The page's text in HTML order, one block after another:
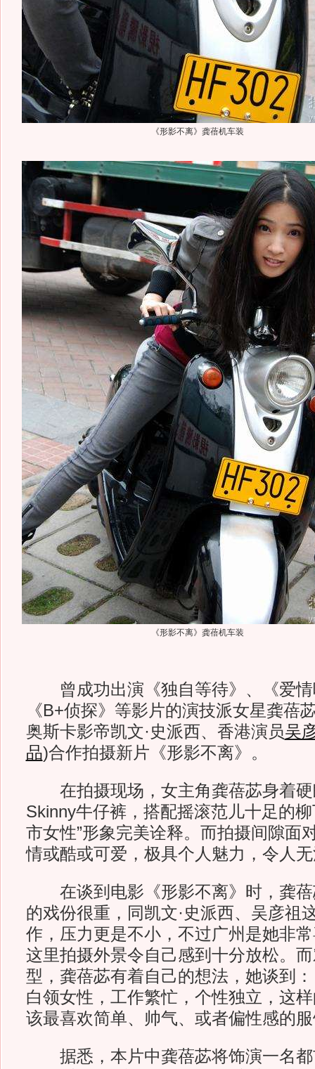
《形影不离》龚蓓机车装
《形影不离》龚蓓机车装
曾成功出演《独自等待》、《爱情
《B+侦探》等影片的演技派女星龚蓓
奥斯卡影帝凯文·史派西、香港演员吴
品)合作拍摄新片《形影不离》。
在拍摄现场，女主角龚蓓苾身着硬
Skinny牛仔裤，搭配摇滚范儿十足的
市女性”形象完美诠释。而拍摄间隙面
情或酷或可爱，极具个人魅力，令人
在谈到电影《形影不离》时，龚蓓
的戏份很重，同凯文·史派西、吴彦祖
作，压力更是不小，不过广州是她非
这里拍摄外景令自己感到十分放松。
型，龚蓓苾有着自己的想法，她谈到
白领女性，工作繁忙，个性独立，这
该最喜欢简单、帅气、或者偏性感的
据悉，本片中龚蓓苾将饰演一名都